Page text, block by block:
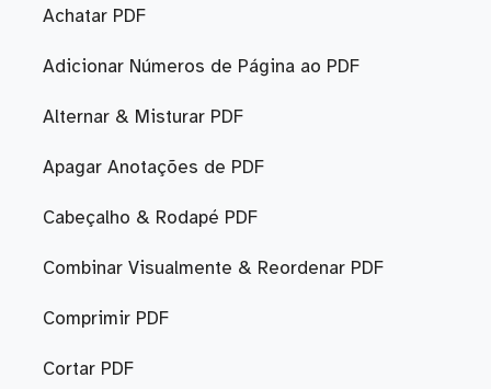
Achatar PDF
Adicionar Números de Página ao PDF
Alternar & Misturar PDF
Apagar Anotações de PDF
Cabeçalho & Rodapé PDF
Combinar Visualmente & Reordenar PDF
Comprimir PDF
Cortar PDF